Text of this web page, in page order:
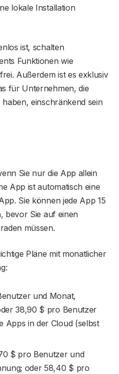
lokale Installation
ist, schalten
Funktionen wie
Außerdem ist es exklusiv
für Unternehmen, die
haben, einschränkend sein
Sie nur die App allein
App ist automatisch eine
Sie können jede App 15
bevor Sie auf einen
müssen.
Pläne mit monatlicher
und Monat,
38,90 $ pro Benutzer
Apps in der Cloud (selbst
$ pro Benutzer und
oder 58,40 $ pro